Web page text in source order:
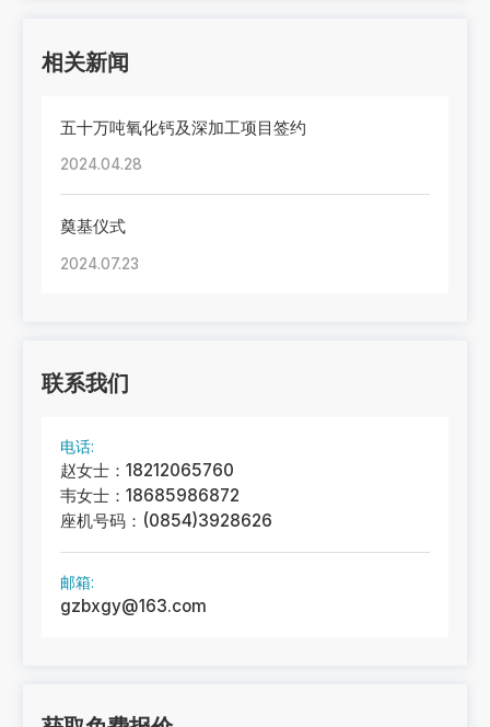
相关新闻
五十万吨氧化钙及深加工项目签约
2024.04.28
奠基仪式
2024.07.23
联系我们
电话:
赵女士：18212065760
韦女士：18685986872
座机号码：(0854)3928626
邮箱:
gzbxgy@163.com